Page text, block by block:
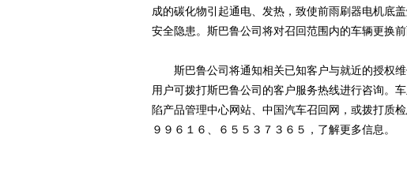
成的碳化物引起通电、发热，致使前雨刷器电机底
安全隐患。斯巴鲁公司将对召回范围内的车辆更换
斯巴鲁公司将通知相关已知客户与就近的授权维
用户可拨打斯巴鲁公司的客户服务热线进行咨询。
陷产品管理中心网站、中国汽车召回网，或拨打质
９９６１６、６５５３７３６５，了解更多信息。